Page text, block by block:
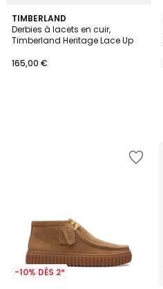
TIMBERLAND
Derbies à lacets en cuir,
Timberland Heritage Lace Up
165,00 €
-10% DÈS 2*